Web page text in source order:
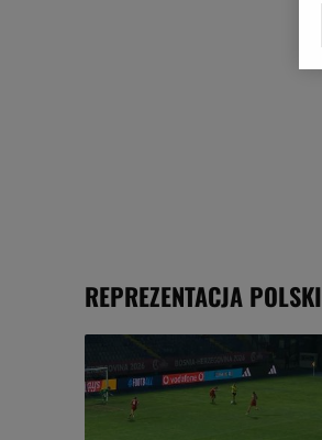
REPREZENTACJA